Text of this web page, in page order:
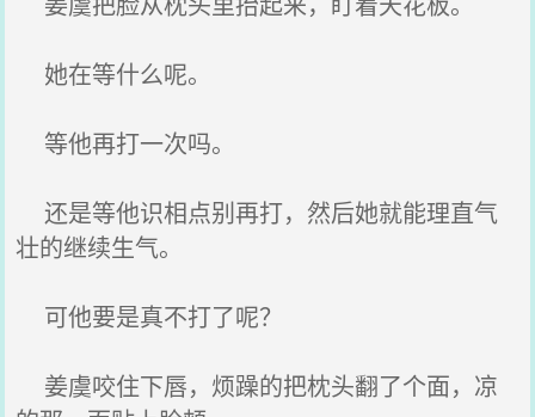
她在等什么呢。
等他再打一次吗。
还是等他识相点别再打，然后她就能理直气
壮的继续生气。
可他要是真不打了呢？
姜虞咬住下唇，烦躁的把枕头翻了个面，凉